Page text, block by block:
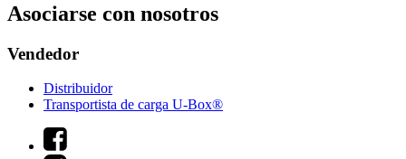
Asociarse con nosotros
Vendedor
Distribuidor
Transportista de carga U-Box®